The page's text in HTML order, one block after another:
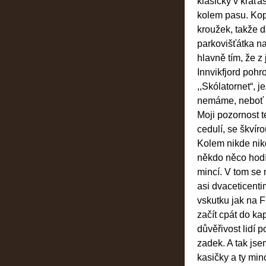
kolem pasu.
kroužek, takže
parkovišťátka
hlavně tím, že
Innvikfjord
,,Skólatornet“,
nemáme, neboť
Moji pozornost
cedulí, se
Kolem nikde
někdo něco
mincí. V tom se
asi
vskutku jak na
začít cpát do
důvěřivost lidí
zadek. A tak
kasičky a ty